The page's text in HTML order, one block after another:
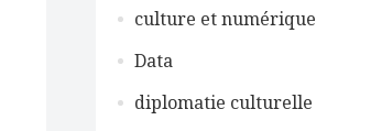
culture et numérique
Data
diplomatie culturelle